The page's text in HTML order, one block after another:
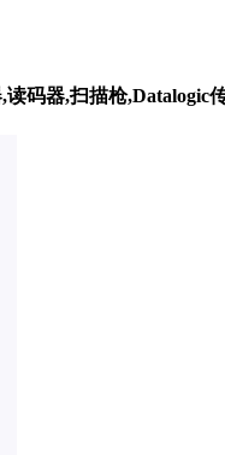
码器,扫描枪,Datalogic